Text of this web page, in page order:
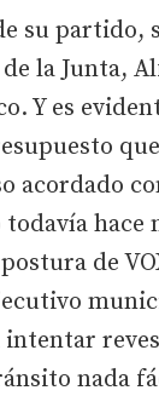
su partido,
la Junta,
Y es
acordado
todavía hace
de
intentar
nada